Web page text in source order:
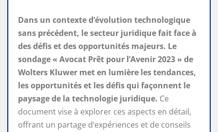
Dans un contexte d’évolution technologique
sans précédent, le secteur juridique fait face à
des défis et des opportunités majeurs. Le
sondage « Avocat Prêt pour l’Avenir 2023 » de
Wolters Kluwer met en lumière les tendances,
les opportunités et les défis qui façonnent le
paysage de la technologie juridique. Ce
document vise à explorer ces aspects en détail,
offrant un partage d’expériences et de conseils